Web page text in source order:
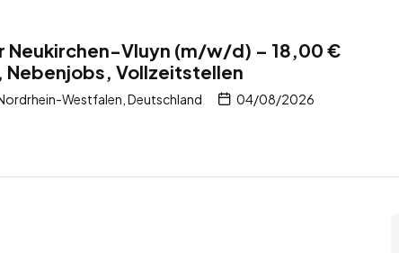
Neukirchen-Vluyn (m/w/d) – 18,00 €
Nebenjobs, Vollzeitstellen
Westfalen, Deutschland 04/08/2026